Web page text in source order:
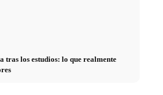
tras los estudios: lo que realmente